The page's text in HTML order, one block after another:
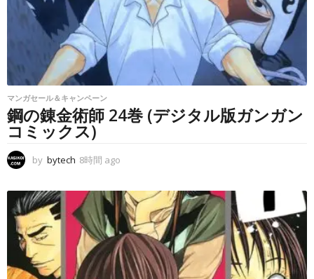
マンガセール＆キャンペーン
鋼の錬金術師 24巻 (デジタル版ガンガン
コミックス)
by bytech 8時間 ago
a
g